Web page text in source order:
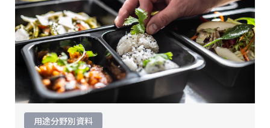
用途分野別資料